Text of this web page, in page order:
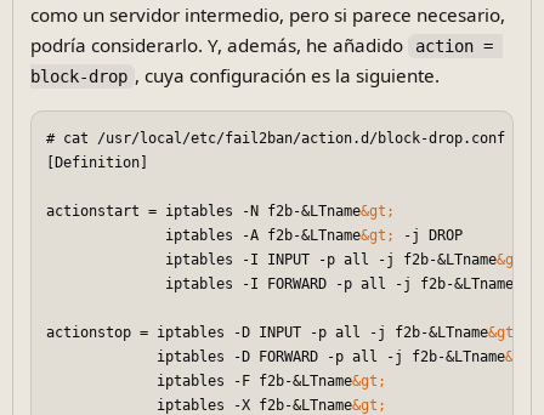
como un servidor intermedio, pero si parece necesario,
podría considerarlo. Y, además, he añadido
action =
block-drop , cuya configuración es la siguiente.
# cat /usr/local/etc/fail2ban/action.d/block-drop.conf
[Definition]
actionstart = iptables -N f2b-&LTname&gt;
              iptables -A f2b-&LTname
&gt;
-j DROP
              iptables -I INPUT -p all -j f2b-&LTname
&gt;
              iptables -I FORWARD -p all -j f2b-&LTname
actionstop = iptables -D INPUT -p all -j f2b-&LTname&gt;
             iptables -D FORWARD -p all -j f2b-&LTname
&gt;
             iptables -F f2b-&LTname
&gt;
             iptables -X f2b-&LTname
&gt;